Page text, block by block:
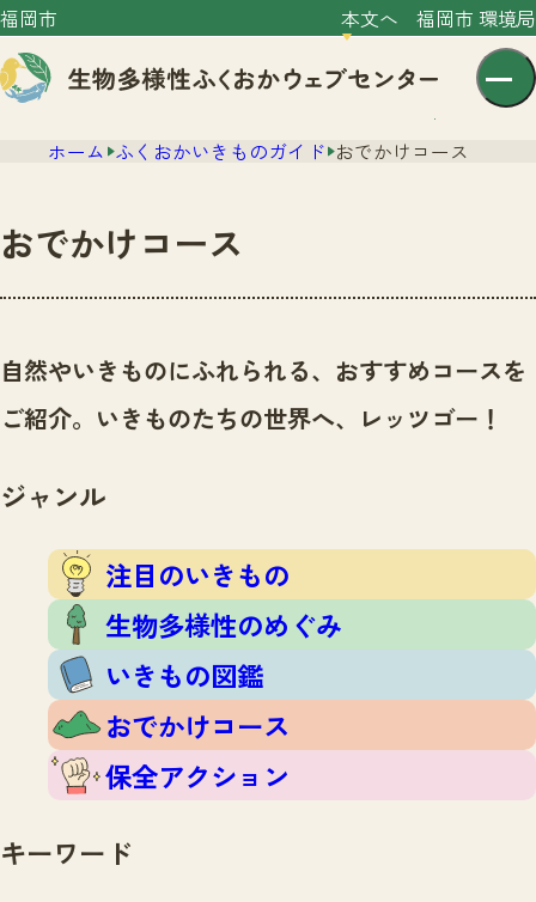
福岡市 本文へ 福岡市 環境局
センター紹介
センター紹介TOP
サイトポリシー
ニュース
いきものガイド
注目のいきもの
生物多様性のめぐみ
いきもの図鑑
おでかけコース
保全アクション
イベント
いきもの調査隊
調査レポート
調査レポートTOP
調査結果
ふくおかいきものマップ
マッチング
マッチングTOP
掲載申し込みフォーム
お問合せ
ホーム ふくおかいきものガイド おでかけコース
おでかけコース
自然やいきものにふれられる、おすすめコースを
ご紹介。いきものたちの世界へ、レッツゴー！
ジャンル
注目のいきもの
生物多様性のめぐみ
いきもの図鑑
おでかけコース
保全アクション
キーワード